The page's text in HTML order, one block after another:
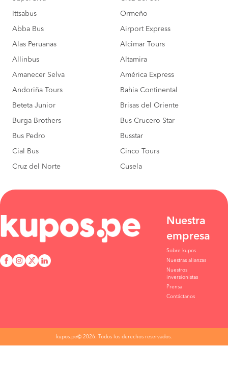
Ittsabus Ormeño
Abba Bus Airport Express
Alas Peruanas Alcimar Tours
Allinbus Altamira
Amanecer Selva América Express
Andoriña Tours Bahia Continental
Beteta Junior Brisas del Oriente
Burga Brothers Bus Crucero Star
Bus Pedro Busstar
Cial Bus Cinco Tours
Cruz del Norte Cusela
Nuestra
empresa
Sobre kupos
Nuestras alianzas
Nuestros
inversionistas
Prensa
Contáctanos
kupos.pe© 2026. Todos los derechos reservados.